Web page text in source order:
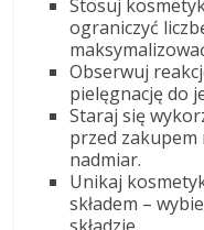
Stosuj
ograniczyć
Obserwuj
pielęgnację do
Staraj się
przed zakupem
nadmiar.
Unikaj
składem –